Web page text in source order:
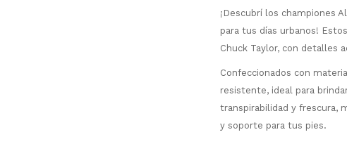
¡Descubrí los championes
para tus días urbanos!
Chuck Taylor, con detalles
Confeccionados con
resistente, ideal para
transpirabilidad y frescura,
y soporte para tus pies.